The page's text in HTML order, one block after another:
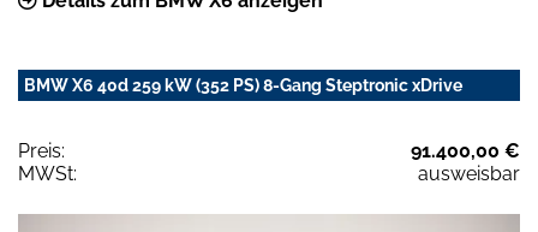
BMW X6 40d 259 kW (352 PS) 8-Gang Steptronic xDrive
Preis:
91.400,00 €
MWSt:
ausweisbar